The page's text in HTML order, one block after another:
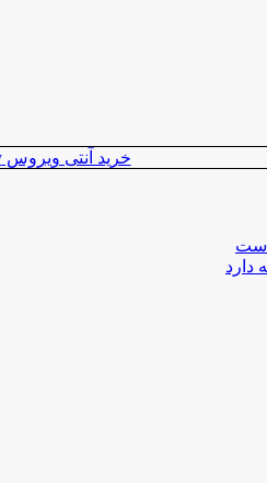
خرید آنتی ویروس Kaspersky
است
دارد